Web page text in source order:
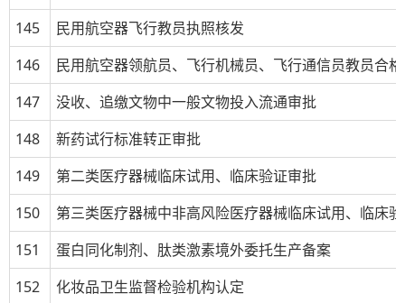
145
民用航空器飞行教员执照核发
146
民用航空器领航员、飞行机械员、飞行通信员教员合
147
没收、追缴文物中一般文物投入流通审批
148
新药试行标准转正审批
149
第二类医疗器械临床试用、临床验证审批
150
第三类医疗器械中非高风险医疗器械临床试用、临床
151
蛋白同化制剂、肽类激素境外委托生产备案
152
化妆品卫生监督检验机构认定